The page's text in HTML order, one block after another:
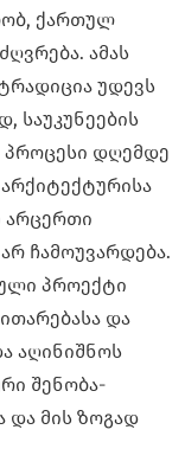
ქართულ
ამას
უდევს
საუკუნეების
პროცესი დღემდე
არცერთი
ჩამოუვარდება.
პროექტი
და
აღინიშნოს
შენობა-
და მის ზოგად